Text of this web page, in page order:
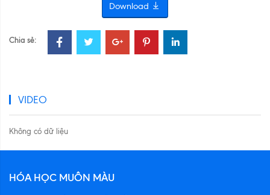
Download
Chia sẻ:
VIDEO
Không có dữ liệu
HÓA HỌC MUÔN MÀU